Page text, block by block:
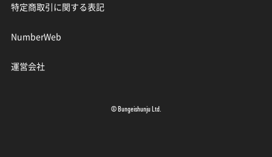
特定商取引に関する表記
NumberWeb
運営会社
© Bungeishunju Ltd.